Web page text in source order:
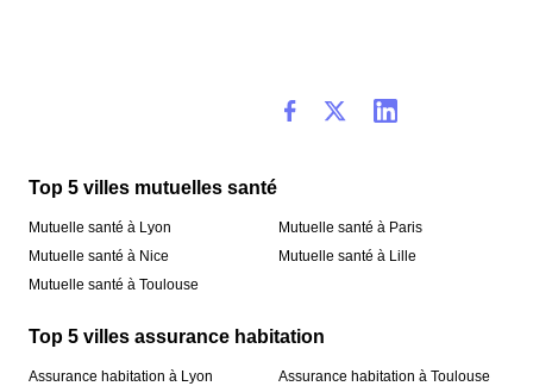
Top 5 villes mutuelles santé
Mutuelle santé à Lyon
Mutuelle santé à Nice
Mutuelle santé à Toulouse
Mutuelle santé à Paris
Mutuelle santé à Lille
Top 5 villes assurance habitation
Assurance habitation à Lyon
Assurance habitation à Toulouse